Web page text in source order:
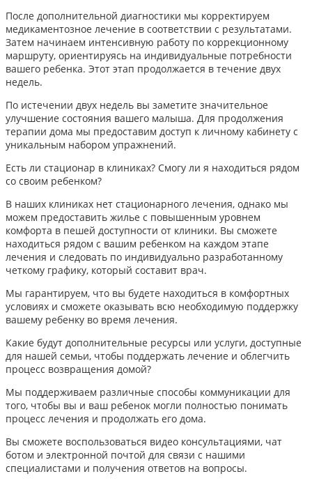
После дополнительной диагностики мы корректируем
медикаментозное лечение в соответствии с результатами.
Затем начинаем интенсивную работу по коррекционному
маршруту, ориентируясь на индивидуальные потребности
вашего ребенка. Этот этап продолжается в течение двух
недель.
По истечении двух недель вы заметите значительное
улучшение состояния вашего малыша. Для продолжения
терапии дома мы предоставим доступ к личному кабинету с
уникальным набором упражнений.
Есть ли стационар в клиниках? Смогу ли я находиться рядом
со своим ребенком?
В наших клиниках нет стационарного лечения, однако мы
можем предоставить жилье с повышенным уровнем
комфорта в пешей доступности от клиники. Вы сможете
находиться рядом с вашим ребенком на каждом этапе
лечения и следовать по индивидуально разработанному
четкому графику, который составит врач.
Мы гарантируем, что вы будете находиться в комфортных
условиях и сможете оказывать всю необходимую поддержку
вашему ребенку во время лечения.
Какие будут дополнительные ресурсы или услуги, доступные
для нашей семьи, чтобы поддержать лечение и облегчить
процесс возвращения домой?
Мы поддерживаем различные способы коммуникации для
того, чтобы вы и ваш ребенок могли полностью понимать
процесс лечения и продолжать его дома.
Вы сможете воспользоваться видео консультациями, чат
ботом и электронной почтой для связи с нашими
специалистами и получения ответов на вопросы.